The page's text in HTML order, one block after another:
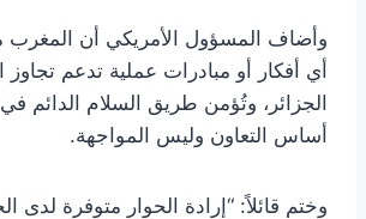
وأضاف المسؤول الأمريكي أن المغرب
أي أفكار أو مبادرات عملية تدعم تجاوز
الجزائر، وتُؤمن طريق السلام الدائم
أساس التعاون وليس المواجهة.
وختم قائلاً: “إرادة الحوار متوفرة لدى